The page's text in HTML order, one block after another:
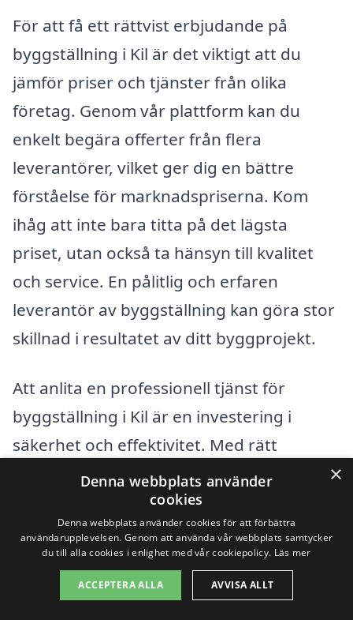
För att få ett rättvist erbjudande på
byggställning i Kil är det viktigt att du
jämför priser och tjänster från olika
företag. Genom vår plattform kan du
enkelt begära offerter från flera
leverantörer, vilket ger dig en bättre
förståelse för marknadspriserna. Kom
ihåg att inte bara titta på det lägsta
priset, utan också ta hänsyn till kvalitet
och service. En pålitlig och erfaren
leverantör av byggställning kan göra stor
skillnad i resultatet av ditt byggprojekt.
Att anlita en professionell tjänst för
byggställning i Kil är en investering i
säkerhet och effektivitet. Med rätt
ställning på plats kan du säkerställa en
smidig och säker arbetsmiljö för alla
involverade. Tveka inte att använda vår
plattform för att hitta rätt företag som
motsvarar dina behov och budget.
×
Denna webbplats använder
cookies
Denna webbplats använder cookies för att förbättra
användarupplevelsen. Genom att använda vår webbplats samtycker
du till alla cookies i enlighet med vår cookiepolicy. Läs mer
ACCEPTERA ALLA AVVISA ALLT